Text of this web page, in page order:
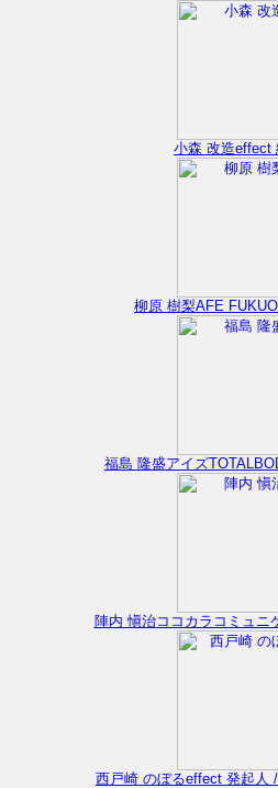
小森 改造effect
柳原 樹梨AFE
福島 隆盛アイズ
陣内 愼治ココカラコミュニ
西戸崎 のぼるeffect 発起人